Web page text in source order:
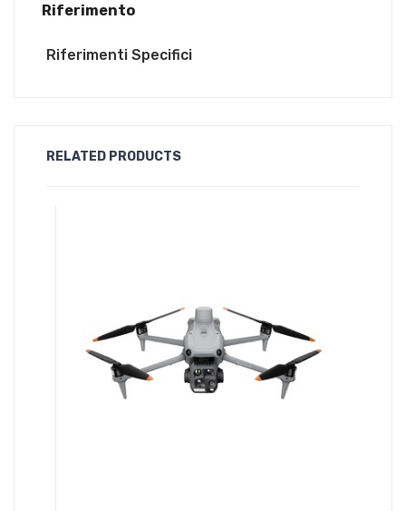
Riferimento
Riferimenti Specifici
RELATED PRODUCTS